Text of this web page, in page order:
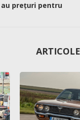
au prețuri pentru